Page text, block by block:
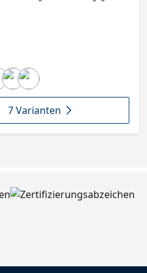
Die Luftzirkulation unter dem
reduziert die Hitze beim Schleifen,
beim Schleifen von Oberflächen
größere Holzstaubpartikel sind
dank verschieden breiter
7 Varianten